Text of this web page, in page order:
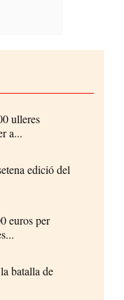
ulleres
a...
edició del
euros per
batalla de